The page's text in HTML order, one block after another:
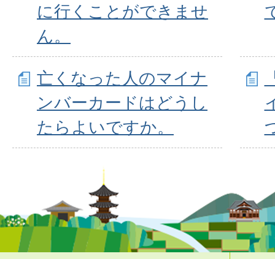
に行くことができませ
ん。
亡くなった人のマイナ
ンバーカードはどうし
たらよいですか。